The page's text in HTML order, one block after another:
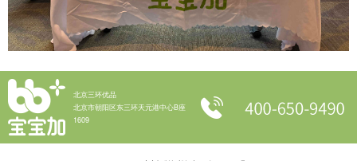
北京三环优品
北京市朝阳区东三环天元港中心B座
1609